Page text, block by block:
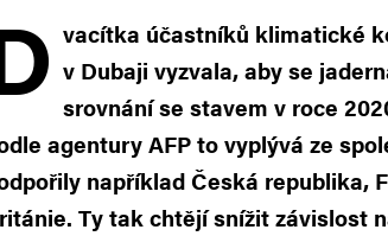
vacítka účastníků klimatické
v Dubaji vyzvala, aby se
srovnání se stavem v roce
agentury AFP to vyplývá ze
například Česká republika,
Ty tak chtějí snížit závislost